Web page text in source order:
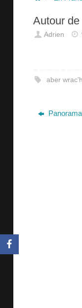
Autour de
Adrien
aber wrac'h